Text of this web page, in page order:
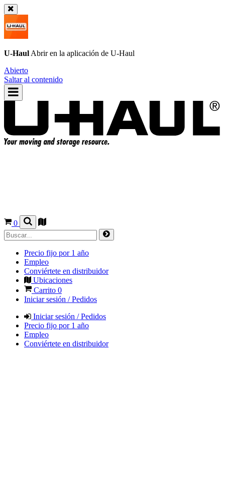
U-Haul Abrir en la aplicación de U-Haul
Abierto
Saltar al contenido
0
Precio fijo por 1 año
Empleo
Conviértete en distribuidor
Ubicaciones
Carrito 0
Iniciar sesión / Pedidos
Iniciar sesión / Pedidos
Precio fijo por 1 año
Empleo
Conviértete en distribuidor